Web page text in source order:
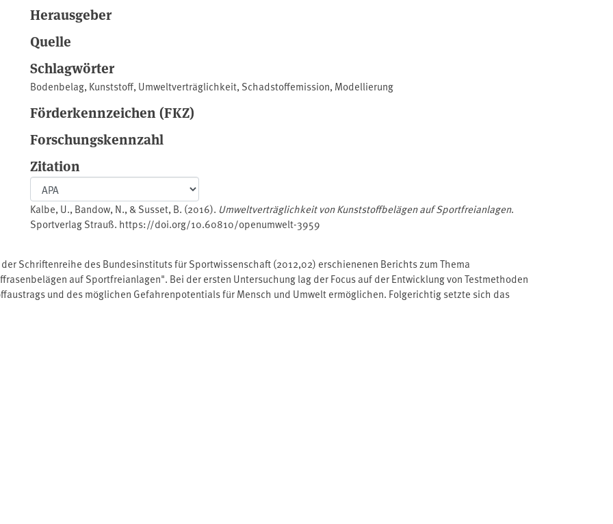
Herausgeber
Quelle
Schlagwörter
Bodenbelag, Kunststoff, Umweltverträglichkeit, Schadstoffemission, Modellierung
Förderkennzeichen (FKZ)
Forschungskennzahl
Zitation
Kalbe, U., Bandow, N., & Susset, B. (2016). Umweltverträglichkeit von Kunststoffbelägen auf Sportfreianlagen.
Sportverlag Strauß. https://doi.org/10.60810/openumwelt-3959
Schriftenreihe des Bundesinstituts für Sportwissenschaft (2012,02) erschienenen Berichts zum Thema
auf Sportfreianlagen". Bei der ersten Untersuchung lag der Focus auf der Entwicklung von Testmethoden
und des möglichen Gefahrenpotentials für Mensch und Umwelt ermöglichen. Folgerichtig setzte sich das
Fortstzung des 2012 ebenfalls in der Schriftenreihe des Bundesinstituts für Sportwissenschaft (2012,02) erschienenen
und Kunststoffrasenbelägen auf Sportfreianlagen". Bei der ersten Untersuchung lag der Focus auf der Entwicklung
des Schadstoffaustrags und des möglichen Gefahrenpotentials für Mensch und Umwelt ermöglichen. Folgerichtig
der Stofffreisetzung auseinander. Diese ist Voraussetzung für eine Bewertung der Boden- und
Quelle: Verlagsinformation